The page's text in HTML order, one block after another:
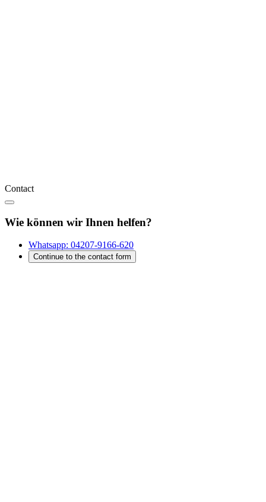
Contact
Wie können wir Ihnen helfen?
Whatsapp: 04207-9166-620